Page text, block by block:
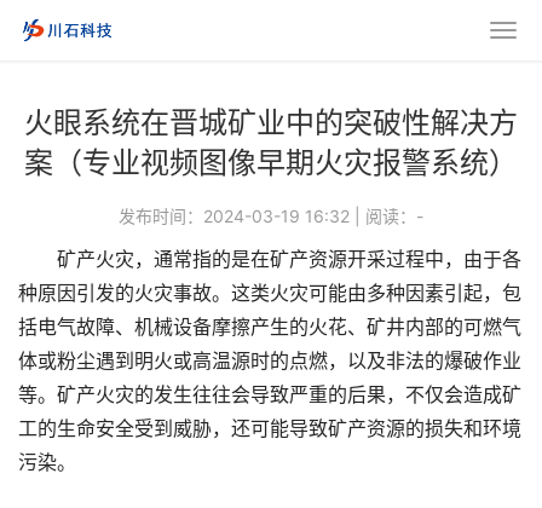
火眼系统在晋城矿业中的突破性解决方
案（专业视频图像早期火灾报警系统）
发布时间：2024-03-19 16:32 阅读： -
矿产火灾，通常指的是在矿产资源开采过程中，由于各
种原因引发的火灾事故。这类火灾可能由多种因素引起，包
括电气故障、机械设备摩擦产生的火花、矿井内部的可燃气
体或粉尘遇到明火或高温源时的点燃，以及非法的爆破作业
等。矿产火灾的发生往往会导致严重的后果，不仅会造成矿
工的生命安全受到威胁，还可能导致矿产资源的损失和环境
污染。